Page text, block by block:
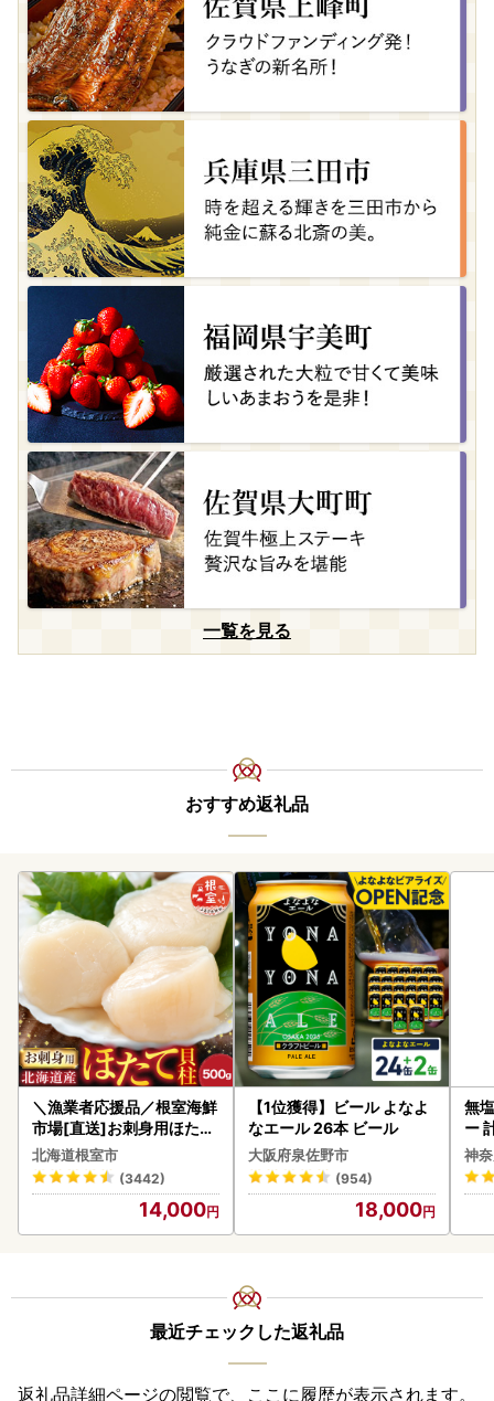
一覧を見る
おすすめ返礼品
＼漁業者応援品／根室海鮮
市場[直送]お刺身用ほたて
貝柱500g A-28002
北海道根室市
(3442)
14,000
【1位獲得】ビール よなよ
なエール 26本 ビール
大阪府泉佐野市
(954)
18,000
無
ー
】
神
最近チェックした返礼品
返礼品詳細ページの閲覧で、ここに履歴が表示されます。